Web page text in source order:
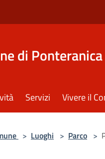
di Ponteranica
Servizi Vivere il
> Luoghi > Parco >